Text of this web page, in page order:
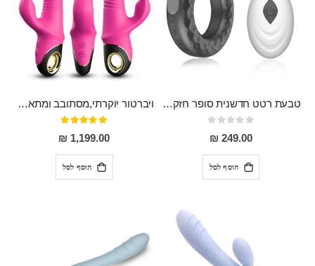
טבעת רטט חדשנית סופר חזקה, גם הידוק וגם הנאה כפולה KING
Rating:
0%
249.00 ₪
הוסף לסל
ויברטור יוקרתי,מסתובב ומתארך, בעל רטט חזק מאוד ומגע מלטף ZING
דירוג:
100%
1,199.00 ₪
הוסף לסל